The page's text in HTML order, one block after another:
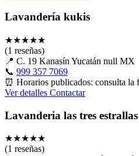
Lavandería kukis
★★★★★
(1 reseñas)
📍 C. 19 Kanasín Yucatán null MX
📞 999 357 7069
⏰ Horarios publicados: consulta la
Ver detalles Contactar
Lavanderia las tres estrallas
★★★★★
(1 reseñas)